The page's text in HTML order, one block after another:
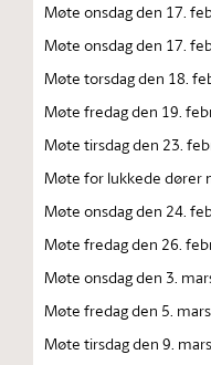
Møte onsdag den 17.
Møte onsdag den 17.
Møte torsdag den 18.
Møte fredag den 19.
Møte tirsdag den 23.
Møte for lukkede dører
Møte onsdag den 24.
Møte fredag den 26.
Møte onsdag den 3.
Møte fredag den 5.
Møte tirsdag den 9.